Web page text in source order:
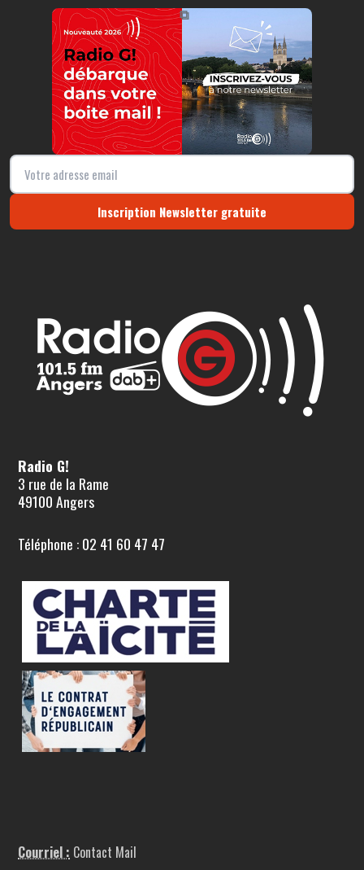
https://radio-g.fr?20008
⧉
Inscription Newsletter gratuite
Radio G!
3 rue de la Rame
49100 Angers
Téléphone : 02 41 60 47 47
Courriel : Contact Mail